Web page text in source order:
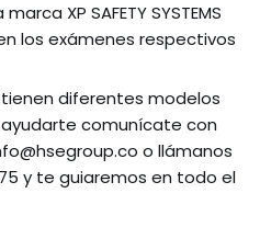
XP SAFETY SYSTEMS
los exámenes respectivos
tienen diferentes modelos
comunícate con
o llámanos
y te guiaremos en todo el